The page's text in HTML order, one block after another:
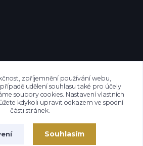
zpříjemnění používání webu,
udělení souhlasu také pro účely
soubory cookies. Nastavení vlastních
kdykoli upravit odkazem ve spodní
části stránek.
Souhlasím